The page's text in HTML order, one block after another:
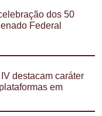
dos 50
Federal
destacam caráter
em